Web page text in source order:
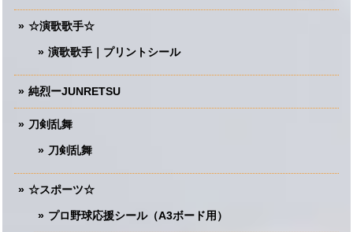
☆演歌歌手☆
演歌歌手｜プリントシール
純烈ーJUNRETSU
刀剣乱舞
刀剣乱舞
☆スポーツ☆
プロ野球応援シール（A3ボード用）